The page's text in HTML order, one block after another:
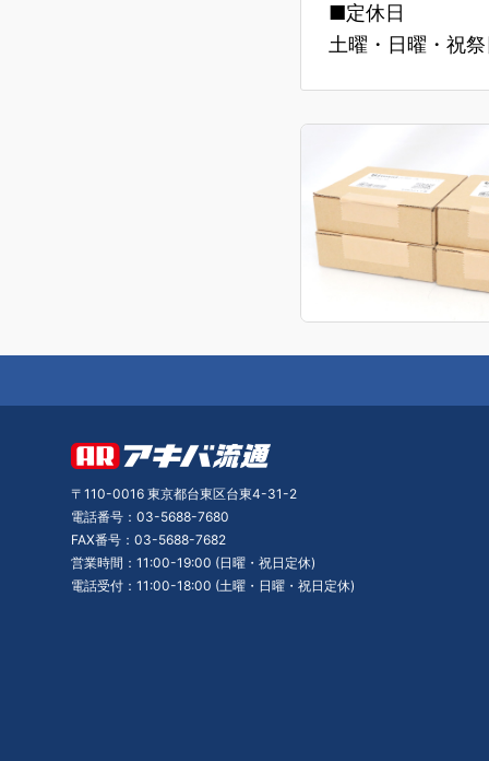
■定休日
土曜・日曜・祝
〒110-0016 東京都台東区台東4-31-2
電話番号：03-5688-7680
FAX番号：03-5688-7682
営業時間：11:00-19:00 (日曜・祝日定休)
電話受付：11:00-18:00 (土曜・日曜・祝日定休)